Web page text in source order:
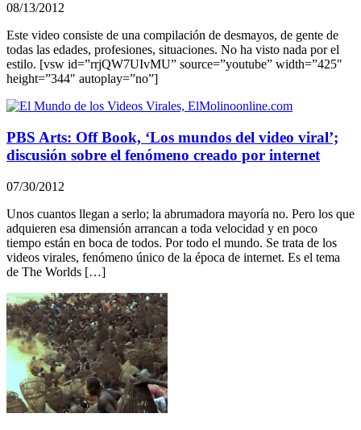
08/13/2012
Este video consiste de una compilación de desmayos, de gente de
todas las edades, profesiones, situaciones. No ha visto nada por el
estilo. [vsw id=”rrjQW7UIvMU” source=”youtube” width=”425″
height=”344″ autoplay=”no”]
PBS Arts: Off Book, ‘Los mundos del video viral’;
discusión sobre el fenómeno creado por internet
07/30/2012
Unos cuantos llegan a serlo; la abrumadora mayoría no. Pero los que
adquieren esa dimensión arrancan a toda velocidad y en poco
tiempo están en boca de todos. Por todo el mundo. Se trata de los
videos virales, fenómeno único de la época de internet. Es el tema
de The Worlds […]